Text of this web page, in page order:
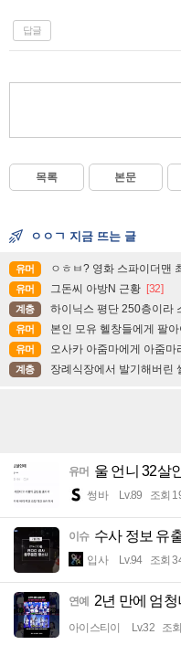
답글
목록 본문
ㅇㅇㄱ 지금 뜨는 글
유머 ㅇㅎㅂ? 영화 스파이더맨
유머 그돈씨 아방N 근황 [32]
계층 하이닉스 평단 250층이라
유머 본인 모유 헬창들에게 팔
유머 오사카 아줌마에게 아줌마
계층 장례식장에서 발기해버린
유머 울 언니 32살
썽바 Lv.89 조회
이슈 수사 정보 유
입사 Lv.94 조회
연예 2년 만에 엄
아이스티이 Lv.32 조